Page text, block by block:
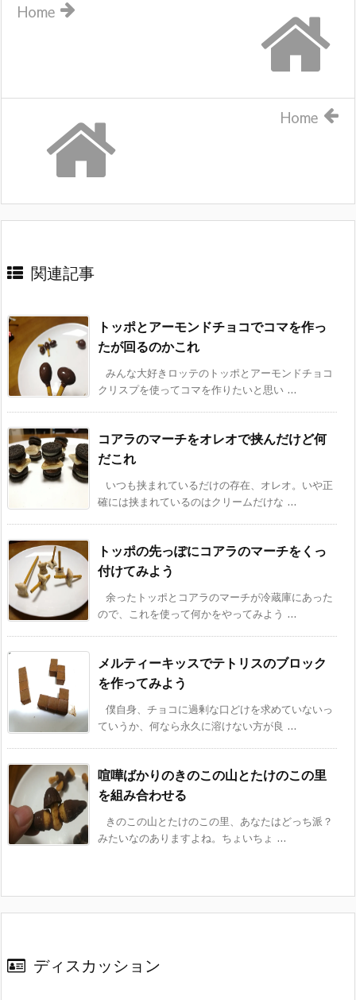
Home
Home
関連記事
トッポとアーモンドチョコでコマを作っ
たが回るのかこれ
みんな大好きロッテのトッポとアーモンドチョコ
クリスプを使ってコマを作りたいと思い ...
コアラのマーチをオレオで挟んだけど何
だこれ
いつも挟まれているだけの存在、オレオ。いや正
確には挟まれているのはクリームだけな ...
トッポの先っぽにコアラのマーチをくっ
付けてみよう
余ったトッポとコアラのマーチが冷蔵庫にあった
ので、これを使って何かをやってみよう ...
メルティーキッスでテトリスのブロック
を作ってみよう
僕自身、チョコに過剰な口どけを求めていないっ
ていうか、何なら永久に溶けない方が良 ...
喧嘩ばかりのきのこの山とたけのこの里
を組み合わせる
きのこの山とたけのこの里、あなたはどっち派？
みたいなのありますよね。ちょいちょ ...
ディスカッション